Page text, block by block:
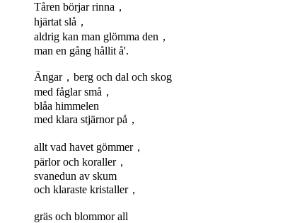
Tåren börjar rinna，
hjärtat slå，
aldrig kan man glömma den，
man en gång hållit å'.
Ängar，berg och dal och skog
med fåglar små，
blåa himmelen
med klara stjärnor på，
allt vad havet gömmer，
pärlor och koraller，
svanedun av skum
och klaraste kristaller，
gräs och blommor all